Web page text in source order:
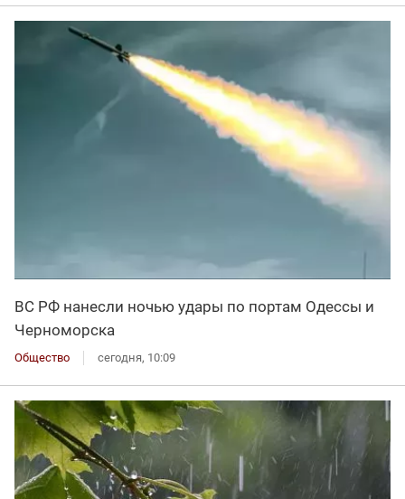
ВС РФ нанесли ночью удары по портам Одессы и
Черноморска
Общество сегодня, 10:09